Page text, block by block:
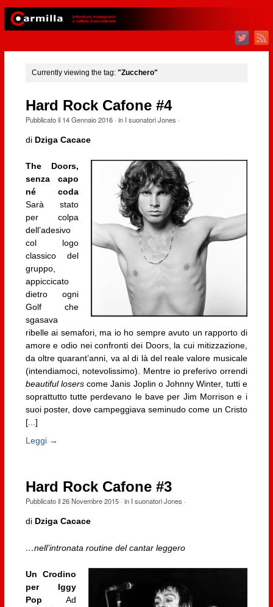
Currently viewing the tag: "Zucchero"
Hard Rock Cafone #4
Pubblicato il 14 Gennaio 2016· in I suonatori Jones ·
di Dziga Cacace
The Doors,
senza capo
né coda
Sarà stato
per colpa
dell’adesivo
col logo
classico del
gruppo,
appiccicato
dietro ogni
Golf che
sgasava
ribelle ai semafori, ma io ho sempre avuto un rapporto di
amore e odio nei confronti dei Doors, la cui mitizzazione,
da oltre quarant’anni, va al di là del reale valore musicale
(intendiamoci, notevolissimo). Mentre io preferivo orrendi
beautiful loserscome Janis Joplin o Johnny Winter, tutti e
soprattutto tutte perdevano le bave per Jim Morrison e i
suoi poster, dove campeggiava seminudo come un Cristo
[...]
Leggi →
Hard Rock Cafone #3
Pubblicato il26 Novembre 2015· in I suonatori Jones ·
di Dziga Cacace
…nell’intronata routine del cantar leggero
Un Crodino
per Iggy
Pop Ad